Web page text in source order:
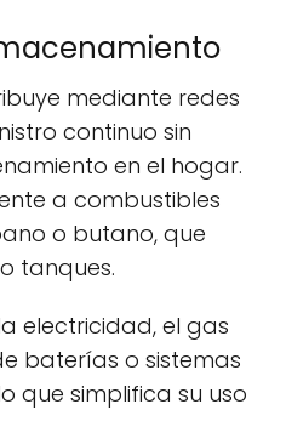
mediante redes
continuo sin
en el hogar.
a combustibles
o butano, que
tanques.
electricidad, el gas
baterías o sistemas
que simplifica su uso